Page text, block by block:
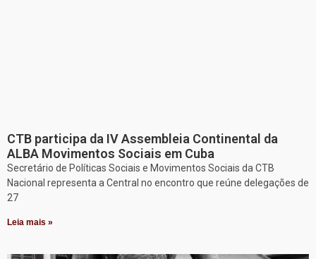
CTB participa da IV Assembleia Continental da
ALBA Movimentos Sociais em Cuba
Secretário de Políticas Sociais e Movimentos Sociais da CTB
Nacional representa a Central no encontro que reúne delegações de
27
Leia mais »